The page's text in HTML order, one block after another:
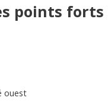
points forts
ouest